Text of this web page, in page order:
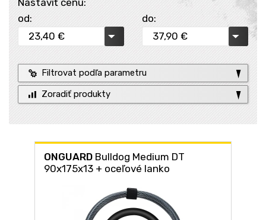
Nastaviť cenu:
od:
do:
Filtrovat podľa parametru
Zoradiť produkty
ONGUARD Bulldog Medium DT
90x175x13 + oceľové lanko